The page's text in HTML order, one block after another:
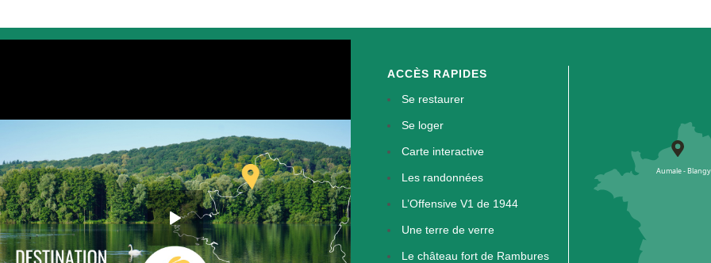
ACCÈS RAPIDES
Se restaurer
Se loger
Carte interactive
Les randonnées
L’Offensive V1 de 1944
Une terre de verre
Le château fort de Rambures